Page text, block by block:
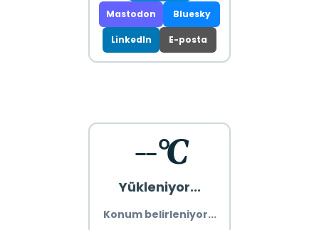
Mastodon Bluesky
LinkedIn E-posta
--°C
Yükleniyor...
Konum belirleniyor...